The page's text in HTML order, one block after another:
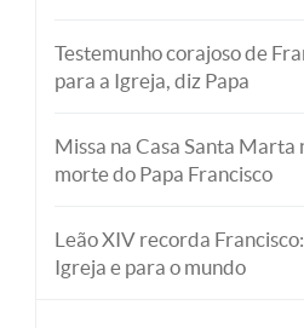
Testemunho corajoso de
para a Igreja, diz Papa
Missa na Casa Santa Marta
morte do Papa Francisco
Leão XIV recorda
Igreja e para o mundo